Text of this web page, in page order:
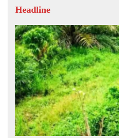
Headline